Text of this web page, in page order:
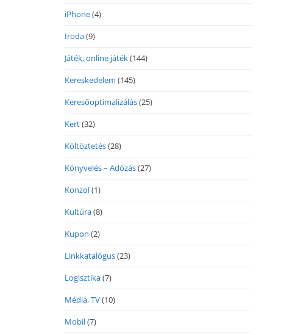
iPhone(4)
Iroda(9)
Játék, online játék(144)
Kereskedelem (145)
Keresőoptimalizálás(25)
Kert(32)
Költöztetés(28)
Könyvelés – Adózás(27)
Konzol(1)
Kultúra(8)
Kupon (2)
Linkkatalógus(23)
Logisztika(7)
Média, TV(10)
Mobil(7)